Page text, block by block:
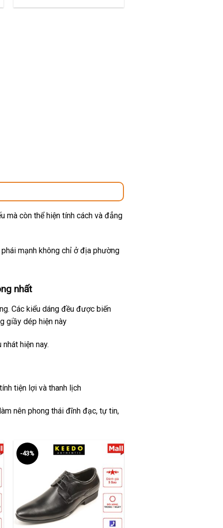
₫.
345,000 ₫.
còn thể hiện tính cách và đẳng
mạnh không chỉ ở địa phường
nhất
Các kiểu dáng đều được biến
giầy dép hiện này
hiện nay.
tiện lợi và thanh lịch
nên phong thái đĩnh đạc, tự tin,
-43%